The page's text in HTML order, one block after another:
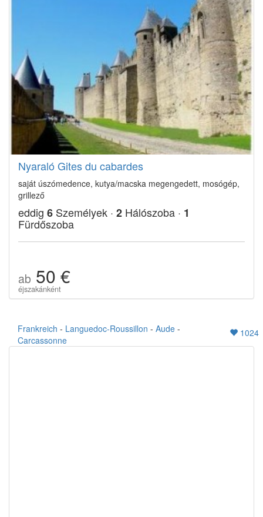
Nyaraló Gites du cabardes
saját úszómedence, kutya/macska megengedett, mosógép,
grillező
eddig 6 Személyek · 2 Hálószoba · 1
Fürdőszoba
ab 50 €
éjszakánként
Frankreich - Languedoc-Roussillon - Aude -
Carcassonne
1024